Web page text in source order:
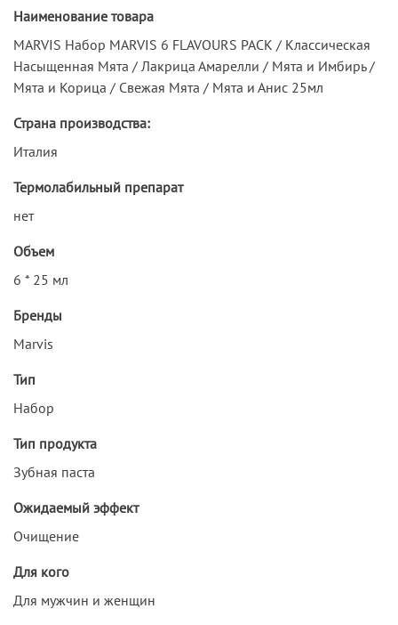
Наименование товара
MARVIS Набор MARVIS 6 FLAVOURS PACK / Классическая
Насыщенная Мята / Лакрица Амарелли / Мята и Имбирь /
Мята и Корица / Cвежая Мята / Мята и Анис 25мл
Страна производства:
Италия
Термолабильный препарат
нет
Объем
6 * 25 мл
Бренды
Marvis
Тип
Набор
Тип продукта
Зубная паста
Ожидаемый эффект
Очищение
Для кого
Для мужчин и женщин